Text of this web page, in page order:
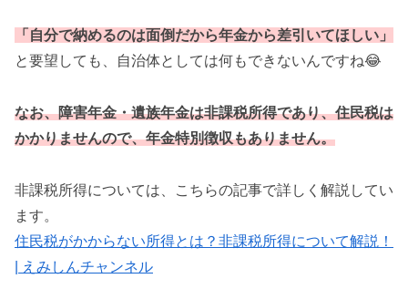
「自分で納めるのは面倒だから年金から差引いてほしい」
と要望しても、自治体としては何もできないんですね😂
なお、障害年金・遺族年金は非課税所得であり、住民税は
かかりませんので、年金特別徴収もありません。
非課税所得については、こちらの記事で詳しく解説してい
ます。
住民税がかからない所得とは？非課税所得について解説！
| えみしんチャンネル